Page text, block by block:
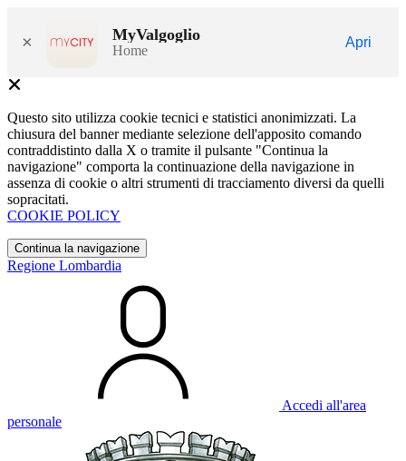
× MyValgoglio
Home
Apri
Questo sito utilizza cookie tecnici e statistici anonimizzati. La
chiusura del banner mediante selezione dell'apposito comando
contraddistinto dalla X o tramite il pulsante "Continua la
navigazione" comporta la continuazione della navigazione in
assenza di cookie o altri strumenti di tracciamento diversi da quelli
sopracitati.
COOKIE POLICY
Continua la navigazione
Regione Lombardia
Accedi all'area
personale